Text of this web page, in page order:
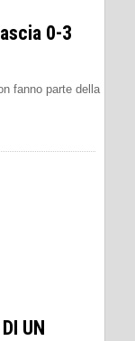
0-3
fanno parte della
UN